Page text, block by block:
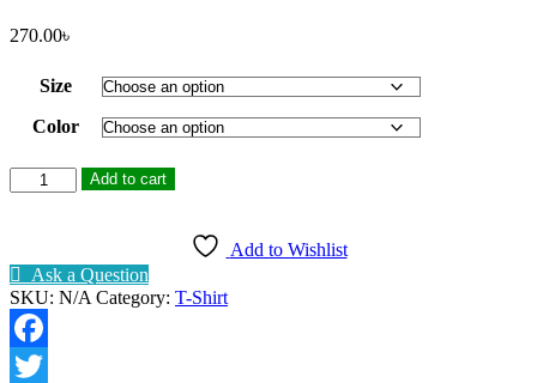
270.00৳
Size
Color
Men's
Half
-
Shirt
quantity
Add to cart
Add to Wishlist
Ask a Question
SKU: N/A Category: T-Shirt
Facebook